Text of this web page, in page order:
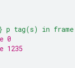
} p tag(s) in
0
1235